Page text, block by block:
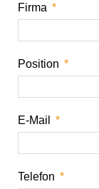
Firma
Position
E-Mail
Telefon